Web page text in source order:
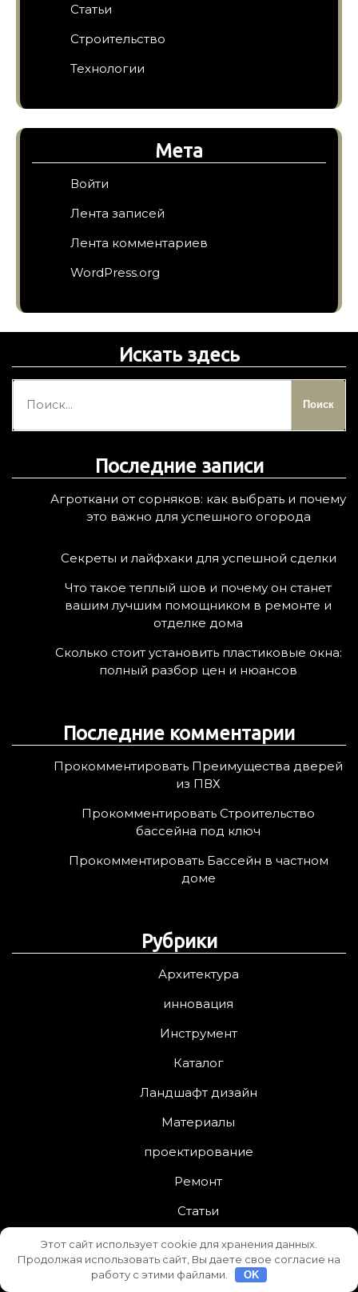
Статьи
Строительство
Технологии
Мета
Войти
Лента записей
Лента комментариев
WordPress.org
Искать здесь
й
Последние записи
Агроткани от сорняков: как выбрать и почему
это важно для успешного огорода
Секреты и лайфхаки для успешной сделки
Что такое теплый шов и почему он станет
вашим лучшим помощником в ремонте и
отделке дома
Сколько стоит установить пластиковые окна:
полный разбор цен и нюансов
Последние комментарии
Прокомментировать Преимущества дверей
из ПВХ
Прокомментировать Строительство
бассейна под ключ
Прокомментировать Бассейн в частном
доме
Рубрики
Архитектура
инновация
Инструмент
Каталог
Ландшафт дизайн
Материалы
проектирование
Ремонт
Статьи
Строительство
Технологии
Этот сайт использует cookie для хранения данных.
Продолжая использовать сайт, Вы даете свое согласие на
работу с этими файлами.
OK